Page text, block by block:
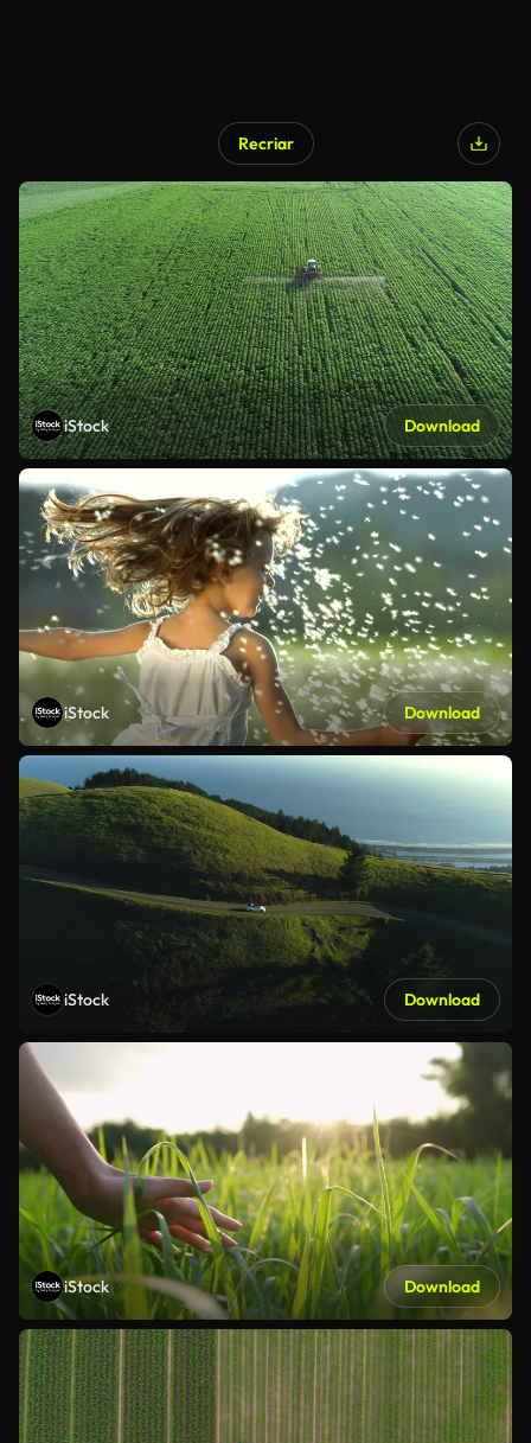
Recriar
iStock Download
iStock Download
iStock Download
iStock Download